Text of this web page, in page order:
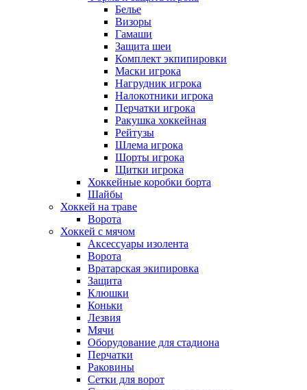
Белье
Визоры
Гамаши
Защита шеи
Комплект экпипировки
Маски игрока
Нагрудник игрока
Налокотники игрока
Перчатки игрока
Ракушка хоккейная
Рейтузы
Шлема игрока
Шорты игрока
Щитки игрока
Хоккейные коробки борта
Шайбы
Хоккей на траве
Ворота
Хоккей с мячом
Аксессуары изолента
Ворота
Вратарская экипировка
Защита
Клюшки
Коньки
Лезвия
Мячи
Оборудование для стадиона
Перчатки
Раковины
Сетки для ворот